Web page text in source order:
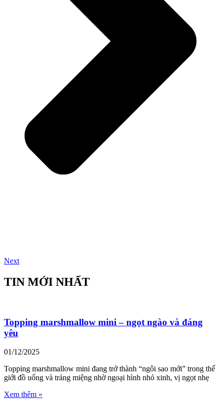
Next
TIN MỚI NHẤT
Topping marshmallow mini – ngọt ngào và đáng
yêu
01/12/2025
Topping marshmallow mini đang trở thành “ngôi sao mới” trong thế
giới đồ uống và tráng miệng nhờ ngoại hình nhỏ xinh, vị ngọt nhẹ
Xem thêm »